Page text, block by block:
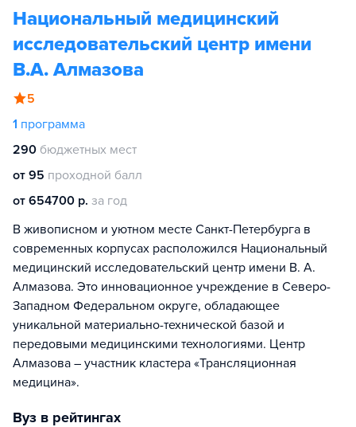
Национальный медицинский
исследовательский центр имени
В.А. Алмазова
5
1 программа
290 бюджетных мест
от 95 проходной балл
от 654700 р. за год
В живописном и уютном месте Санкт-Петербурга в
современных корпусах расположился Национальный
медицинский исследовательский центр имени В. А.
Алмазова. Это инновационное учреждение в Северо-
Западном Федеральном округе, обладающее
уникальной материально-технической базой и
передовыми медицинскими технологиями. Центр
Алмазова – участник кластера «Трансляционная
медицина».
Вуз в рейтингах